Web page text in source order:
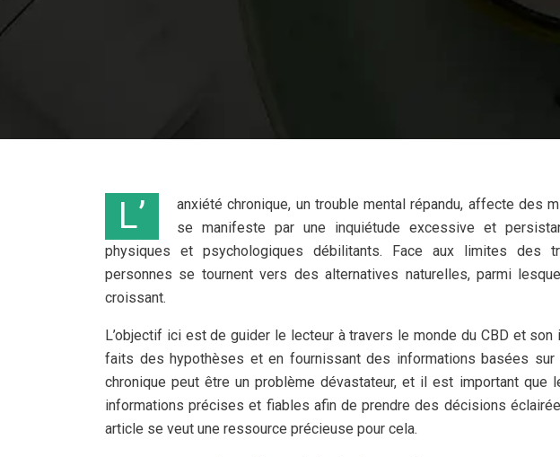
L’anxiété chronique, un trouble mental répandu, affecte des millions de personnes à travers le monde. Elle
se manifeste par une inquiétude excessive et
physiques et psychologiques débilitants. Face aux limites des
personnes se tournent vers des alternatives naturelles, parmi
croissant.
L’objectif ici est de guider le lecteur à travers le monde du CBD et
faits des hypothèses et en fournissant des informations basées sur
chronique peut être un problème dévastateur, et il est important que
informations précises et fiables afin de prendre des décisions
article se veut une ressource précieuse pour cela.